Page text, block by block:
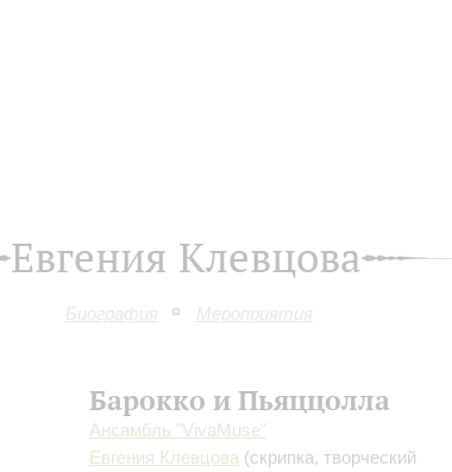
Евгения Клевцова
Биография Мероприятия
Барокко и Пьяццолла
Ансамбль "VivaMusе"
Евгения Клевцова (скрипка, творческий